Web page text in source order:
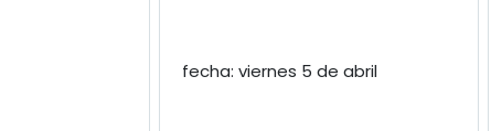
fecha: viernes 5 de abril